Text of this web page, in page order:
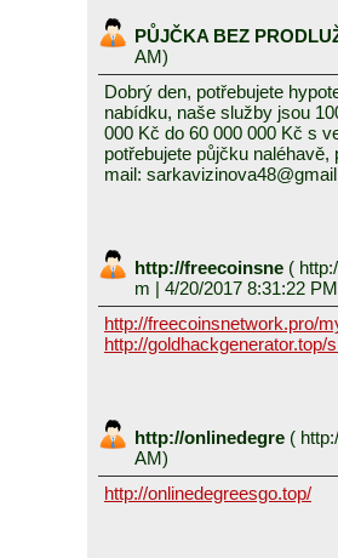
PŮJČKA BEZ
AM)
Dobrý den, potřebujete
nabídku, naše služby jsou
000 Kč do 60 000 000 Kč s
potřebujete půjčku
mail:
http://freecoinsne (
m | 4/20/2017 8:31:22
http://freecoinsnetwork.pro/
http://
http://onlinedegre (
AM)
http://onlinedegreesgo.top/